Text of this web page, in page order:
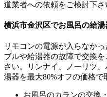
道業者への依頼をご検討下さ
横浜市金沢区でお風呂の給湯
リモコンの電源が入らなか
ブルや給湯器の故障で交換
さい。リンナイ、ノーリツ
湯器を最大80%オフの価格で
お風呂のカランの交換